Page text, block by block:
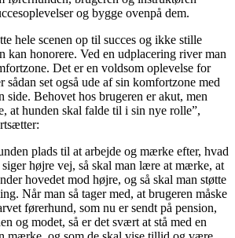
og bygge ovenpå dem.
hele scenen op til succes og ikke stille
kan honorere. Ved en udplacering river man
Det er en voldsom oplevelse for
sådan set også ude af sin komfortzone med
side. Behovet hos brugeren er akut, men
at hunden skal falde til i sin nye rolle”,
plads til at arbejde og mærke efter, hvad
højre vej, så skal man lære at mærke, at
hovedet mod højre, og så skal man støtte
Når man så tager med, at brugeren måske
førerhund, som nu er sendt på pension,
og modet, så er det svært at stå med en